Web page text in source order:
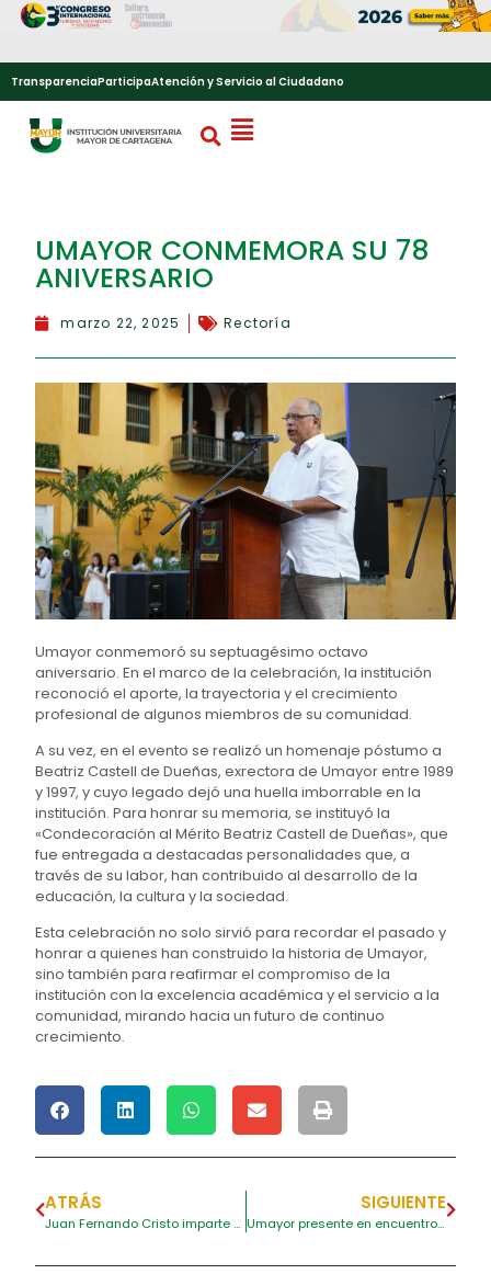
TransparenciaParticipaAtención y Servicio al Ciudadano
UMAYOR CONMEMORA SU 78
ANIVERSARIO
marzo 22, 2025 Rectoría
Umayor conmemoró su septuagésimo octavo
aniversario. En el marco de la celebración, la institución
reconoció el aporte, la trayectoria y el crecimiento
profesional de algunos miembros de su comunidad.
A su vez, en el evento se realizó un homenaje póstumo a
Beatriz Castell de Dueñas, exrectora de Umayor entre 1989
y 1997, y cuyo legado dejó una huella imborrable en la
institución. Para honrar su memoria, se instituyó la
«Condecoración al Mérito Beatriz Castell de Dueñas», que
fue entregada a destacadas personalidades que, a
través de su labor, han contribuido al desarrollo de la
educación, la cultura y la sociedad.
Esta celebración no solo sirvió para recordar el pasado y
honrar a quienes han construido la historia de Umayor,
sino también para reafirmar el compromiso de la
institución con la excelencia académica y el servicio a la
comunidad, mirando hacia un futuro de continuo
crecimiento.
ATRÁS
Juan Fernando Cristo imparte charla sobre autonomía territorial en Umayor
SIGUIENTE
Umayor presente en encuentro del Proyecto Acroporas